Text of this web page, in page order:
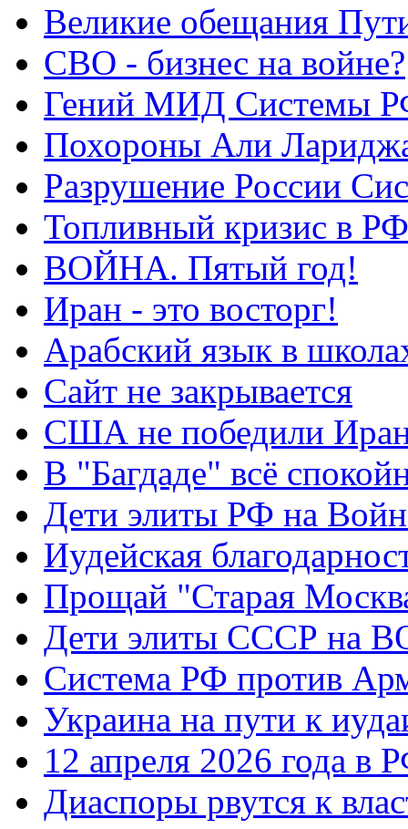
Великие обещания
СВО - бизнес на войне?
Гений МИД Системы
Похороны Али
Разрушение России
Топливный кризис в РФ
ВОЙНА. Пятый год!
Иран - это восторг!
Арабский язык в
Сайт не закрывается
США не победили
В "Багдаде" всё
Дети элиты РФ на
Иудейская
Прощай "Старая
Дети элиты СССР на
Система РФ против
Украина на пути к
12 апреля 2026 года в
Диаспоры рвутся к